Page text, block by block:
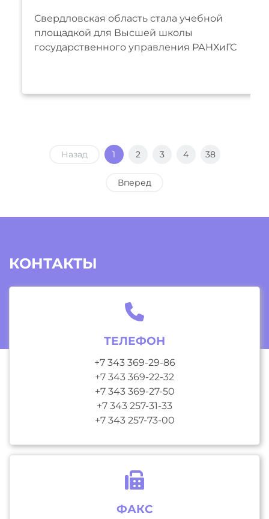
Свердловская область стала учебной
площадкой для Высшей школы
государственного управления РАНХиГС
Назад 1 2 3 4 38
Вперед
КОНТАКТЫ
ТЕЛЕФОН
+7 343 369-29-86
+7 343 369-22-32
+7 343 369-27-50
+7 343 257-31-33
+7 343 257-73-00
ФАКС